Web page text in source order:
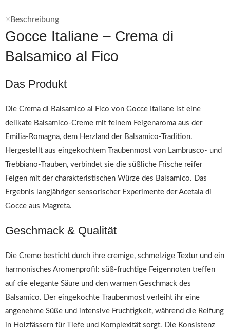
Beschreibung
Gocce Italiane – Crema di
Balsamico al Fico
Das Produkt
Die Crema di Balsamico al Fico von Gocce Italiane ist eine
delikate Balsamico-Creme mit feinem Feigenaroma aus der
Emilia-Romagna, dem Herzland der Balsamico-Tradition.
Hergestellt aus eingekochtem Traubenmost von Lambrusco- und
Trebbiano-Trauben, verbindet sie die süßliche Frische reifer
Feigen mit der charakteristischen Würze des Balsamico. Das
Ergebnis langjähriger sensorischer Experimente der Acetaia di
Gocce aus Magreta.
Geschmack & Qualität
Die Creme besticht durch ihre cremige, schmelzige Textur und ein
harmonisches Aromenprofil: süß-fruchtige Feigennoten treffen
auf die elegante Säure und den warmen Geschmack des
Balsamico. Der eingekochte Traubenmost verleiht ihr eine
angenehme Süße und intensive Fruchtigkeit, während die Reifung
in Holzfässern für Tiefe und Komplexität sorgt. Die Konsistenz